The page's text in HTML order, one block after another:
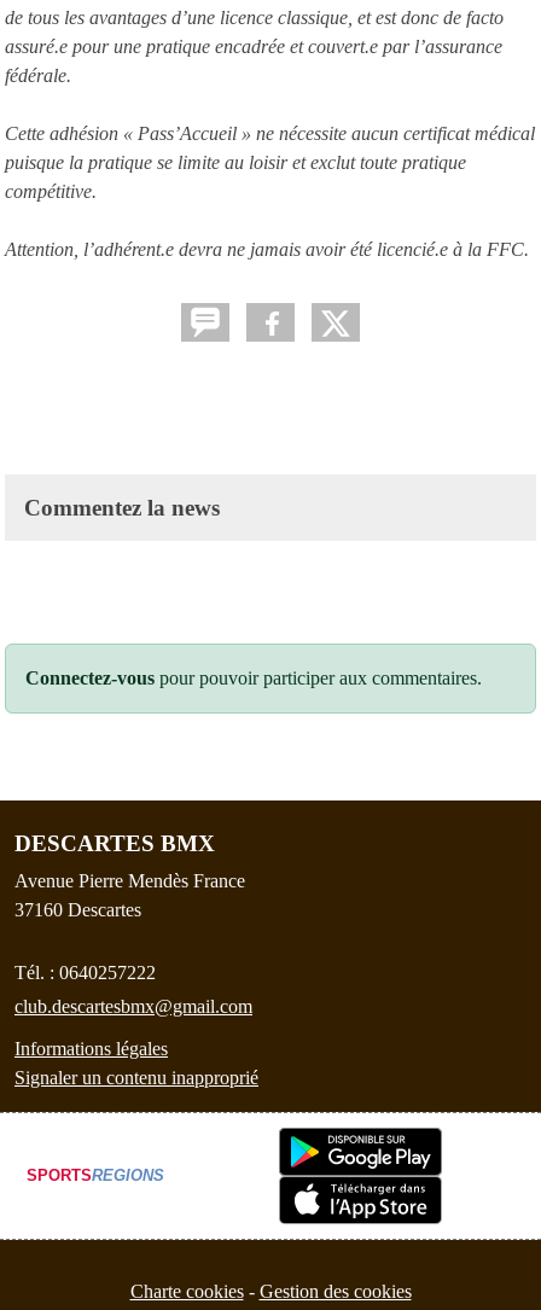
de tous les avantages d’une licence classique, et est donc de facto
assuré.e pour une pratique encadrée et couvert.e par l’assurance
fédérale.
Cette adhésion « Pass’Accueil » ne nécessite aucun certificat médical
puisque la pratique se limite au loisir et exclut toute pratique
compétitive.
Attention, l’adhérent.e devra ne jamais avoir été licencié.e à la FFC.
Commentez la news
Connectez-vous pour pouvoir participer aux commentaires.
DESCARTES BMX
Avenue Pierre Mendès France
37160 Descartes
Tél. : 0640257222
club.descartesbmx@gmail.com
Informations légales
Signaler un contenu inapproprié
SPORTSREGIONS
Charte cookies Gestion des cookies